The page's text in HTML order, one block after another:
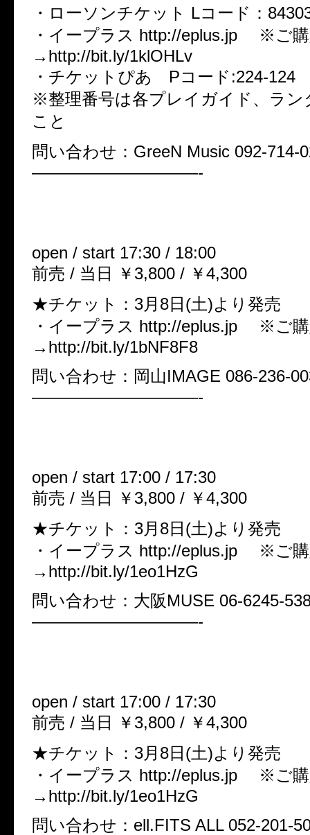
・ローソンチケット Lコード：
・イープラス http://eplus.jp ※ご
→http://bit.ly/1klOHLv
・チケットぴあ Pコード:224-124
※整理番号は各プレイガイド、ラン
こと
問い合わせ：GreeN Music 092-714-
——————————-
open / start 17:30 / 18:00
前売 / 当日 ￥3,800 / ￥4,300
★チケット：3月8日(土)より発売
・イープラス http://eplus.jp ※ご
→http://bit.ly/1bNF8F8
問い合わせ：岡山IMAGE 086-236-
——————————-
open / start 17:00 / 17:30
前売 / 当日 ￥3,800 / ￥4,300
★チケット：3月8日(土)より発売
・イープラス http://eplus.jp ※ご
→http://bit.ly/1eo1HzG
問い合わせ：大阪MUSE 06-6245-
——————————-
open / start 17:00 / 17:30
前売 / 当日 ￥3,800 / ￥4,300
★チケット：3月8日(土)より発売
・イープラス http://eplus.jp ※ご
→http://bit.ly/1eo1HzG
問い合わせ：ell.FITS ALL 052-201-